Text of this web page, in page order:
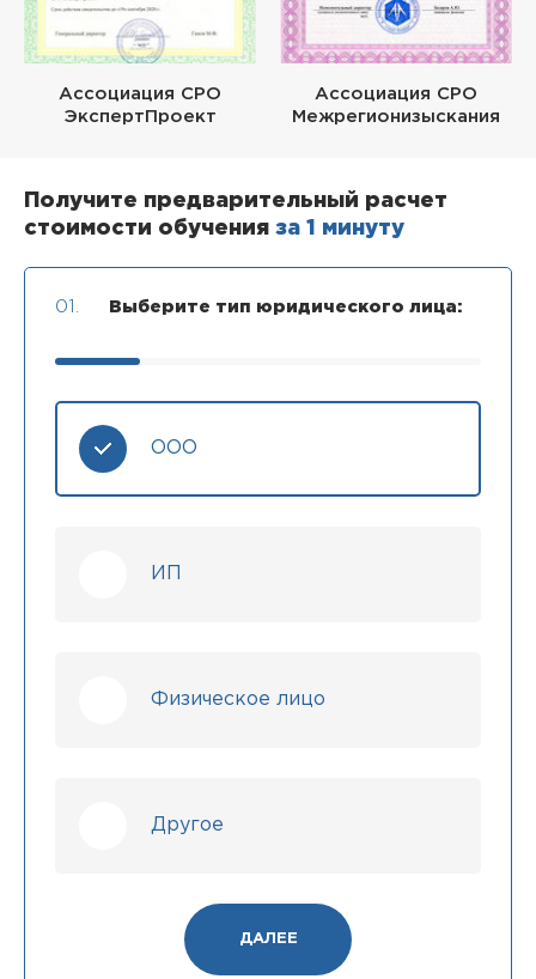
Ассоциация СРО
ЭкспертПроект
Ассоциация СРО
Межрегионизыскания
Получите предварительный расчет
стоимости обучения за 1 минуту
01. Выберите тип юридического лица:
ООО
ИП
Физическое лицо
Другое
ДАЛЕЕ